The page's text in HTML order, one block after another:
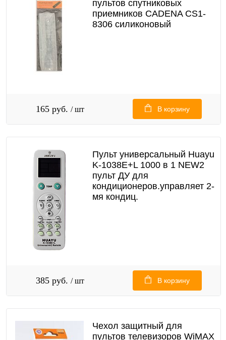
пультов спутниковых
приемников CADENA CS1-
8306 силиконовый
165 руб. / шт В корзину
Пульт универсальный Huayu
K-1038E+L 1000 в 1 NEW2
пульт ДУ для
кондиционеров.управляет 2-
мя кондиц.
385 руб. / шт В корзину
Чехол защитный для
пультов телевизоров WiMAX